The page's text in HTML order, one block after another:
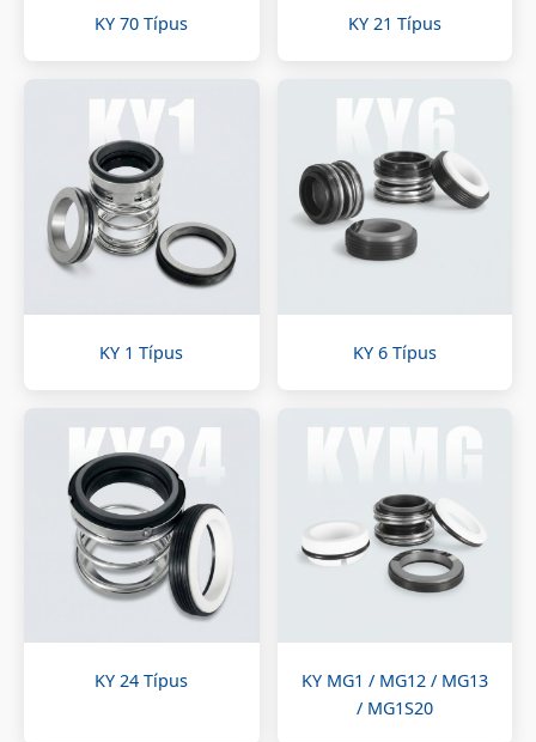
KY 70 Típus KY 21 Típus
KY 1 Típus KY 6 Típus
KY 24 Típus
KY MG1 / MG12 / MG13
/ MG1S20